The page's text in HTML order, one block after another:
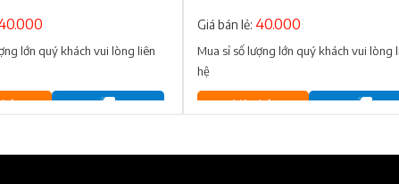
lớn quý khách vui lòng liên
Giá bán lẻ: 40.000
Mua sỉ số lượng lớn quý khách vui lòng
hệ
Liên hệ